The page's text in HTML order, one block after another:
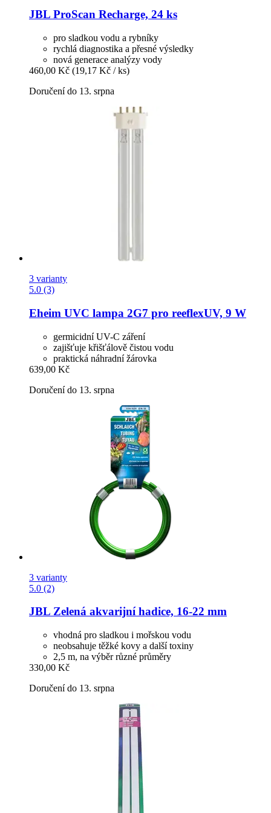
JBL ProScan Recharge, 24 ks
pro sladkou vodu a rybníky
rychlá diagnostika a přesné výsledky
nová generace analýzy vody
460,00 Kč (19,17 Kč / ks)
Doručení do 13. srpna
3 varianty
5.0 (3)
Eheim UVC lampa 2G7 pro reeflexUV, 9 W
germicidní UV-C záření
zajišťuje křišťálově čistou vodu
praktická náhradní žárovka
639,00 Kč
Doručení do 13. srpna
3 varianty
5.0 (2)
JBL Zelená akvarijní hadice, 16-​22 mm
vhodná pro sladkou i mořskou vodu
neobsahuje těžké kovy a další toxiny
2,5 m, na výběr různé průměry
330,00 Kč
Doručení do 13. srpna